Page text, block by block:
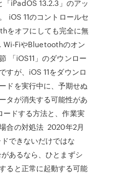
iPadOS 13.2.3」のアッ
iOS 11のコントロールセ
をオフにしても完全に無
Wi-FiやBluetoothのオン
「iOS11」のダウンロー
すが、iOS 11をダウンロ
ドを実行中に、予期せぬ
タが消失する可能性があ
ードする方法と、作業実
合の対処法 2020年2月
できないだけではな
あるなら、ひとまずシ
ると正常に起動する可能